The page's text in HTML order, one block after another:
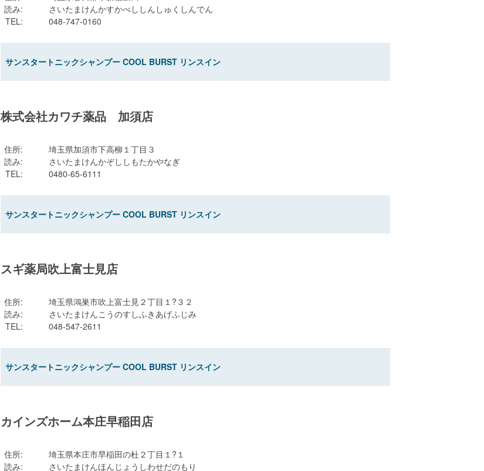
読み:
さいたまけんかすかべししんしゅくしんでん
TEL: 048-747-0160
サンスタートニックシャンプー COOL BURST リンスイン
株式会社カワチ薬品 加須店
住所:
埼玉県加須市下高柳１丁目３
読み:
さいたまけんかぞししもたかやなぎ
TEL: 0480-65-6111
サンスタートニックシャンプー COOL BURST リンスイン
スギ薬局吹上富士見店
住所:
埼玉県鴻巣市吹上富士見２丁目１?３２
読み:
さいたまけんこうのすしふきあげふじみ
TEL: 048-547-2611
サンスタートニックシャンプー COOL BURST リンスイン
カインズホーム本庄早稲田店
住所:
埼玉県本庄市早稲田の杜２丁目１?１
読み: さいたまけんほんじょうしわせだのもり